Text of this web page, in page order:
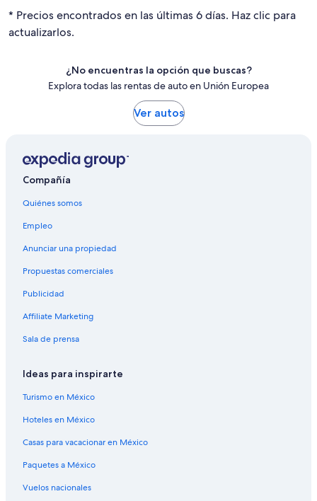
* Precios encontrados en las últimas 6 días. Haz clic para
actualizarlos.
¿No encuentras la opción que buscas?
Explora todas las rentas de auto en Unión Europea
Ver autos
Compañía
Quiénes somos
Empleo
Anunciar una propiedad
Propuestas comerciales
Publicidad
Affiliate Marketing
Sala de prensa
Ideas para inspirarte
Turismo en México
Hoteles en México
Casas para vacacionar en México
Paquetes a México
Vuelos nacionales